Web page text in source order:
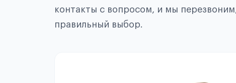
контакты с вопросом, и мы
правильный выбор.